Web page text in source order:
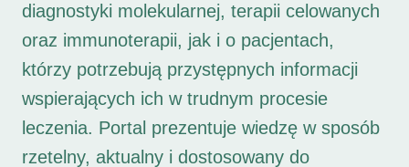
diagnostyki molekularnej, terapii celowanych
oraz immunoterapii, jak i o pacjentach,
którzy potrzebują przystępnych informacji
wspierających ich w trudnym procesie
leczenia. Portal prezentuje wiedzę w sposób
rzetelny, aktualny i dostosowany do